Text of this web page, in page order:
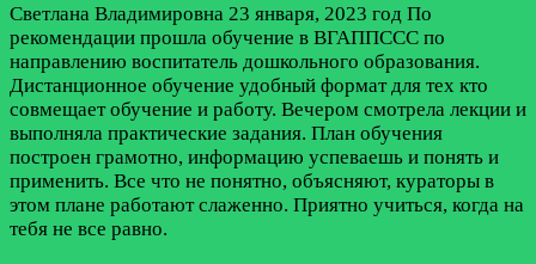
Светлана Владимировна 23 января, 2023 год По
рекомендации прошла обучение в ВГАППССС по
направлению воспитатель дошкольного образования.
Дистанционное обучение удобный формат для тех кто
совмещает обучение и работу. Вечером смотрела лекции и
выполняла практические задания. План обучения
построен грамотно, информацию успеваешь и понять и
применить. Все что не понятно, объясняют, кураторы в
этом плане работают слаженно. Приятно учиться, когда на
тебя не все равно.